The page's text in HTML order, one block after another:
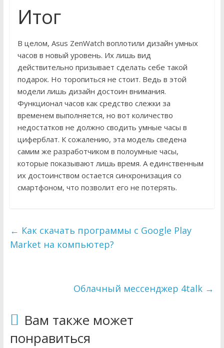
Итог
В целом, Asus ZenWatch воплотили дизайн умных
часов в новый уровень. Их лишь вид
действительно призывает сделать себе такой
подарок. Но торопиться не стоит. Ведь в этой
модели лишь дизайн достоин внимания.
Функционал часов как средство слежки за
временем выполняется, но вот количество
недостатков не должно сводить умные часы в
циферблат. К сожалению, эта модель сведена
самим же разработчиком в полоумные часы,
которые показывают лишь время. А единственным
их достоинством остается синхронизация со
смартфоном, что позволит его не потерять.
← Как скачать программы с Google Play
Market на компьютер?
Облачный мессенджер 4talk →
Вам также может
понравиться